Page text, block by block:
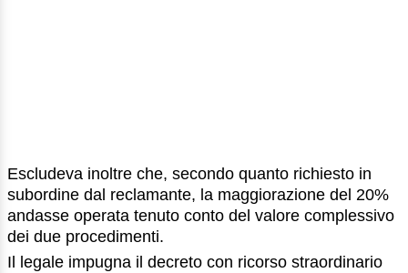
Escludeva inoltre che, secondo quanto richiesto in
subordine dal reclamante, la maggiorazione del 20%
andasse operata tenuto conto del valore complessivo
dei due procedimenti.
Il legale impugna il decreto con ricorso straordinario